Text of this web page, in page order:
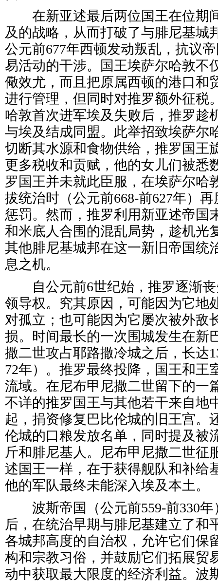
在新亚述最后两位国王在位期
及的战略，从而打破了与腓尼基城
公元前677年西顿发动叛乱，抗议
易活动的干涉。国王埃萨尔哈敦不
儆效尤，而且把原属西顿的港口和
进行管理，但同时对推罗额外征税
哈敦首次进军埃及失败后，推罗趁
与埃及结成同盟。此举招致埃萨尔
切断其水源和食物供给，推罗国王
更多税收和贡赋，他的女儿们被悉
罗国王并未就此臣服，在埃萨尔哈
拔统治时（公元前668-前627年）
惩罚。然而，推罗利用新亚述帝国
和米底人合围的混乱局势，趁机光
其他腓尼基城邦在这一新旧帝国统
息之机。
自公元前6世纪始，推罗逐渐丧
领导权。究其原因，可能因为它地
对孤立；也可能因为它屡次被外敌
损。时间最长的一次围城发生在新
撒二世攻占耶路撒冷城之后，长达
72年）。推罗最终投降，国王和王
流域。在尼布甲尼撒二世留下的一
不详的推罗国王与其他若干来自地
起，捐资修复巴比伦城的旧王宫。
伦城的口粮发放名单，同时提及被
斤和腓尼基人。尼布甲尼撒二世征
述国王一样，在于获得舰队和补给
他的军队最终未能深入埃及本土。
波斯帝国（公元前559-前330年
后，在统治早期与腓尼基建立了和
各城邦高度的自治权，允许它们保
构和宗教习俗，并鼓励它们拓展贸
动中获取最大限度的经济利益。波